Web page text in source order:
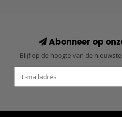
Abonneer op
Blijf op de hoogte van de